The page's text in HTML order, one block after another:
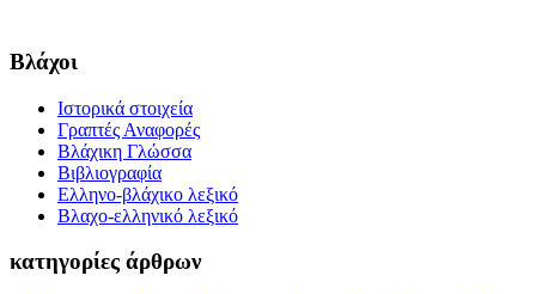
Βλάχοι
Ιστορικά στοιχεία
Γραπτές Αναφορές
Βλάχικη Γλώσσα
Βιβλιογραφία
Ελληνο-βλάχικο λεξικό
Βλαχο-ελληνικό λεξικό
κατηγορίες άρθρων